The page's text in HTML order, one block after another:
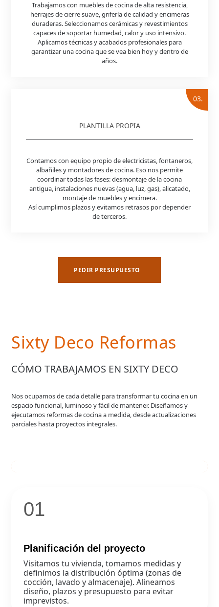
Trabajamos con muebles de cocina de alta resistencia,
herrajes de cierre suave, grifería de calidad y encimeras
duraderas. Seleccionamos cerámicas y revestimientos
capaces de soportar humedad, calor y uso intensivo.
Aplicamos técnicas y acabados profesionales para
garantizar una cocina que se vea bien hoy y dentro de
años.
03.
PLANTILLA PROPIA
Contamos con equipo propio de electricistas, fontaneros,
albañiles y montadores de cocina. Eso nos permite
coordinar todas las fases: desmontaje de la cocina
antigua, instalaciones nuevas (agua, luz, gas), alicatado,
montaje de muebles y encimera.
Así cumplimos plazos y evitamos retrasos por depender
de terceros.
PEDIR PRESUPUESTO
Sixty Deco Reformas
CÓMO TRABAJAMOS EN SIXTY DECO
Nos ocupamos de cada detalle para transformar tu cocina en un
espacio funcional, luminoso y fácil de mantener. Diseñamos y
ejecutamos reformas de cocina a medida, desde actualizaciones
parciales hasta proyectos integrales.
01
Planificación del proyecto
Visitamos tu vivienda, tomamos medidas y
definimos la distribución óptima (zonas de
cocción, lavado y almacenaje). Alineamos
diseño, plazos y presupuesto para evitar
imprevistos.